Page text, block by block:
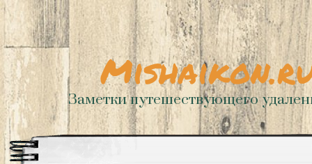
Заметки путешествующего